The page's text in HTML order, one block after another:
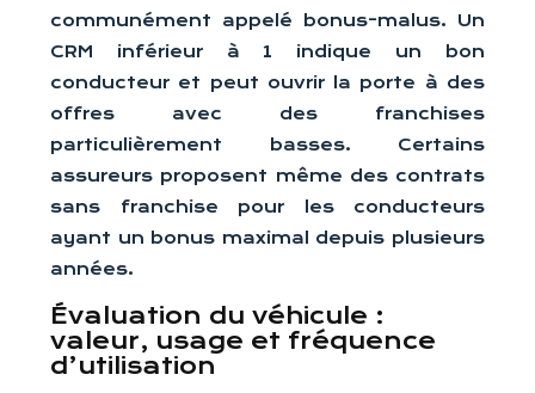
communément appelé bonus-malus. Un
CRM inférieur à 1 indique un bon
conducteur et peut ouvrir la porte à des
offres avec des franchises
particulièrement basses. Certains
assureurs proposent même des contrats
sans franchise pour les conducteurs
ayant un bonus maximal depuis plusieurs
années.
Évaluation du véhicule :
valeur, usage et fréquence
d’utilisation